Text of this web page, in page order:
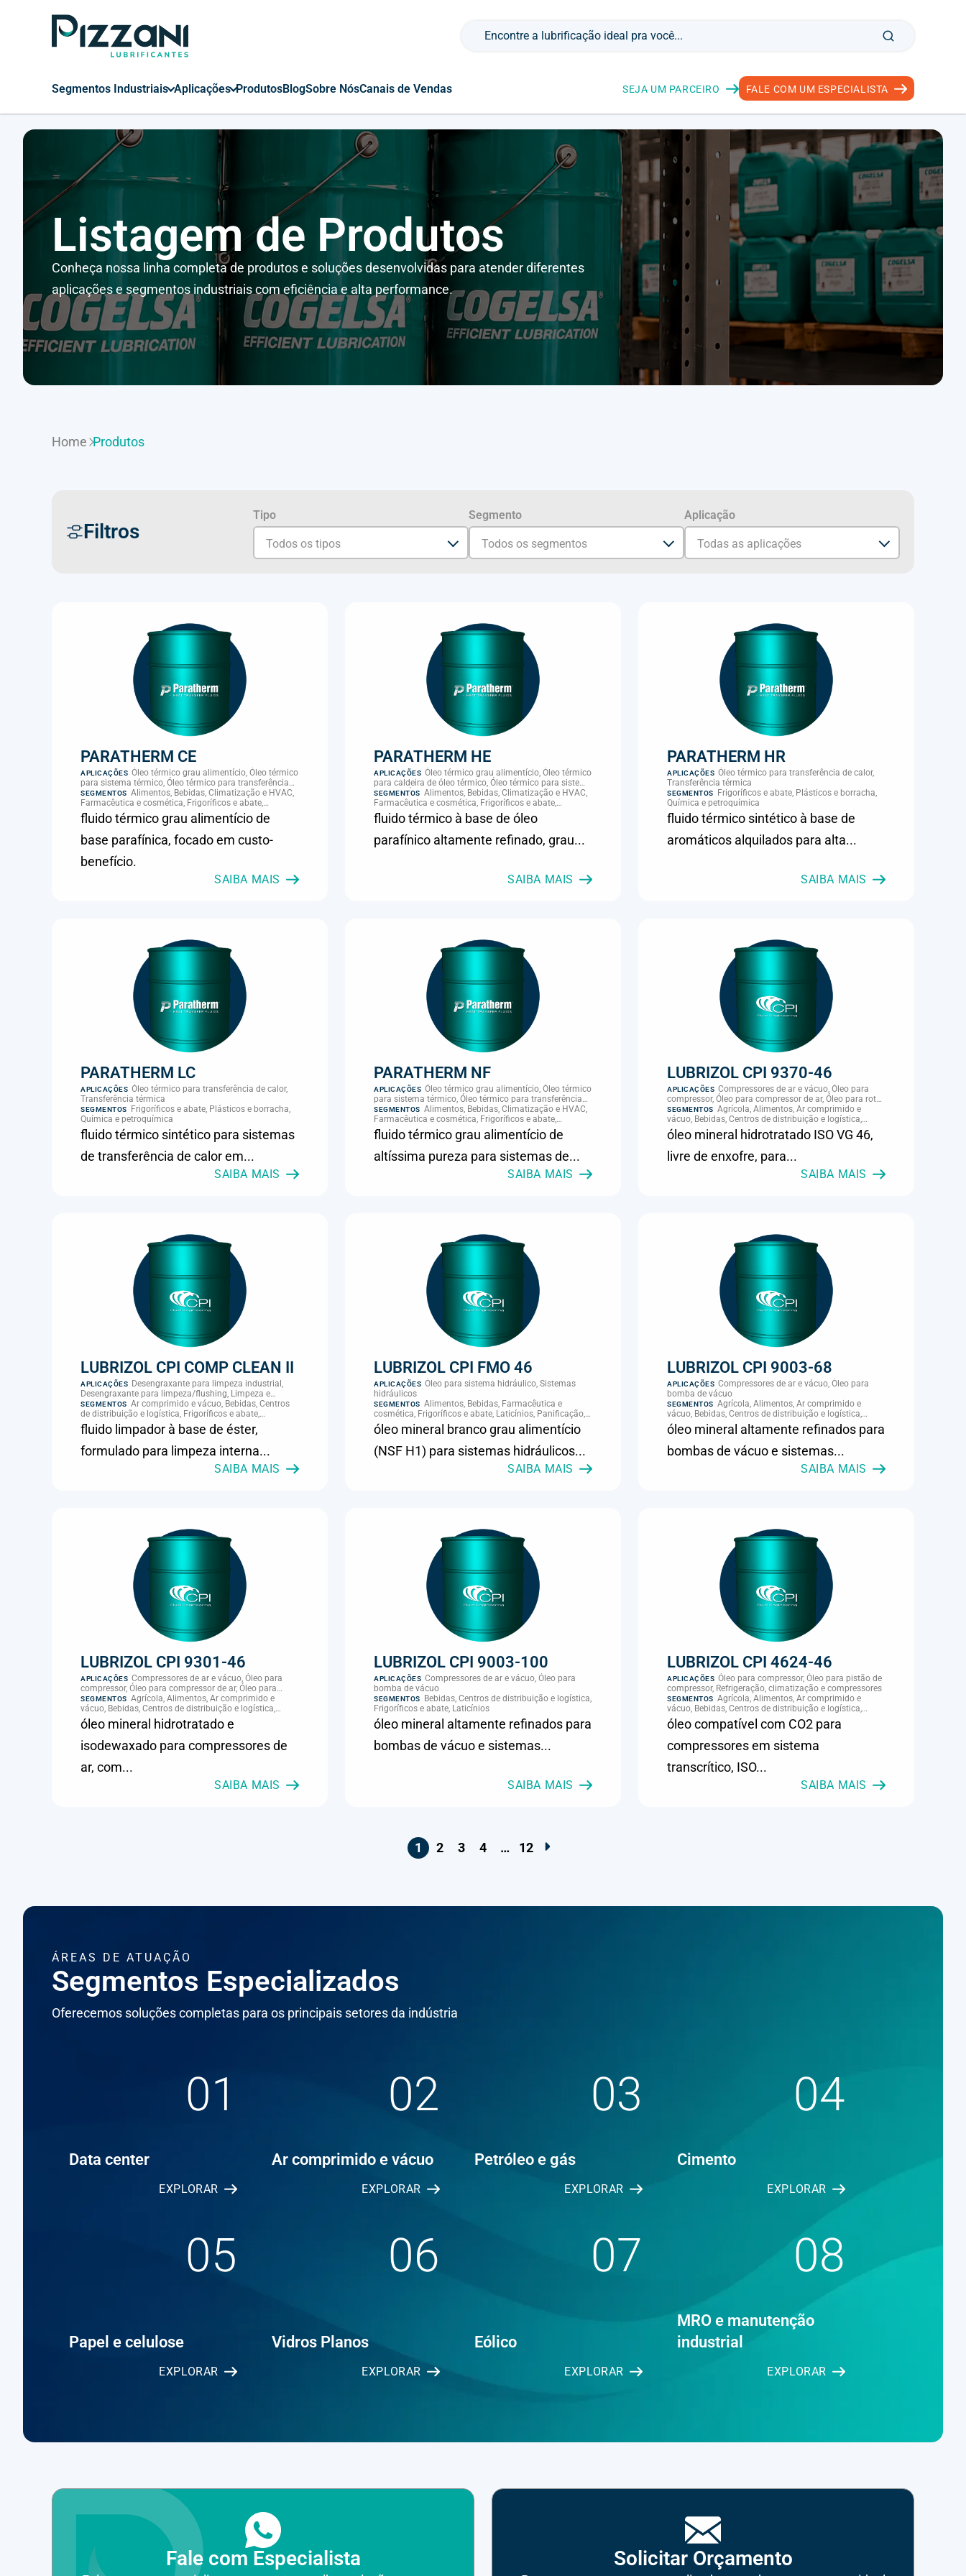
Segmentos Industriais Aplicações ProdutosBlogSobre NósCanais de Vendas SEJA UM PARCEIRO FALE COM UM ESPECIALISTA
Listagem de Produtos
Conheça nossa linha completa de produtos e soluções desenvolvidas para atender diferentes
aplicações e segmentos industriais com eficiência e alta performance.
Home Produtos
Filtros
Tipo Segmento Aplicação
PARATHERM CE
APLICAÇÕES Óleo térmico grau alimentício, Óleo térmico
para sistema térmico, Óleo térmico para transferência
de calor, Transferência térmica
SEGMENTOS Alimentos, Bebidas, Climatização e HVAC,
Farmacêutica e cosmética, Frigoríficos e abate,
Laticínios, Panificação, Plásticos e borracha, Química e
petroquímica, Supermercados e refrigeração comercial
fluido térmico grau alimentício de
base parafínica, focado em custo-
benefício.
SAIBA MAIS
PARATHERM HE
APLICAÇÕES Óleo térmico grau alimentício, Óleo térmico
para caldeira de óleo térmico, Óleo térmico para sistema
térmico, Óleo térmico para transferência de calor,
Transferência térmica
SEGMENTOS Alimentos, Bebidas, Climatização e HVAC,
Farmacêutica e cosmética, Frigoríficos e abate,
Laticínios, Panificação, Química e petroquímica,
Supermercados e refrigeração comercial
fluido térmico à base de óleo
parafínico altamente refinado, grau...
SAIBA MAIS
PARATHERM HR
APLICAÇÕES Óleo térmico para transferência de calor,
Transferência térmica
SEGMENTOS
Frigoríficos e abate, Plásticos e borracha,
Química e petroquímica
fluido térmico sintético à base de
aromáticos alquilados para alta...
SAIBA MAIS
PARATHERM LC
APLICAÇÕES Óleo térmico para transferência de calor,
Transferência térmica
SEGMENTOS
Frigoríficos e abate, Plásticos e borracha,
Química e petroquímica
fluido térmico sintético para sistemas
de transferência de calor em...
SAIBA MAIS
PARATHERM NF
APLICAÇÕES Óleo térmico grau alimentício, Óleo térmico
para sistema térmico, Óleo térmico para transferência
de calor, Transferência térmica
SEGMENTOS Alimentos, Bebidas, Climatização e HVAC,
Farmacêutica e cosmética, Frigoríficos e abate,
Laticínios, Panificação, Supermercados e refrigeração
comercial
fluido térmico grau alimentício de
altíssima pureza para sistemas de...
SAIBA MAIS
LUBRIZOL CPI 9370-46
APLICAÇÕES Compressores de ar e vácuo, Óleo para
compressor, Óleo para compressor de ar, Óleo para rotor
de compressor, Refrigeração, climatização e
compressores
SEGMENTOS Agrícola, Alimentos, Ar comprimido e
vácuo, Bebidas, Centros de distribuição e logística,
Cimento, Climatização e HVAC, Data center,
Eletroeletrônica, Embalagens e latas, Energia (geração),
Eólico, Farmacêutica e cosmética, Frigoríficos e abate,
Laticínios, Madeira e móveis, Metalmecânica, Metalurgia
e fundição, Mineração, MRO e manutenção industrial,
Naval e portuário, Panificação, Papel e celulose,
óleo mineral hidrotratado ISO VG 46,
livre de enxofre, para...
SAIBA MAIS
LUBRIZOL CPI COMP CLEAN II
APLICAÇÕES
Desengraxante para limpeza industrial,
Desengraxante para limpeza/flushing, Limpeza e
manutenção
SEGMENTOS Ar comprimido e vácuo, Bebidas, Centros
de distribuição e logística, Frigoríficos e abate,
Laticínios, MRO e manutenção industrial
fluido limpador à base de éster,
formulado para limpeza interna...
SAIBA MAIS
LUBRIZOL CPI FMO 46
APLICAÇÕES Óleo para sistema hidráulico, Sistemas
hidráulicos
SEGMENTOS Alimentos, Bebidas, Farmacêutica e
cosmética, Frigoríficos e abate, Laticínios, Panificação,
Supermercados e refrigeração comercial
óleo mineral branco grau alimentício
(NSF H1) para sistemas hidráulicos...
SAIBA MAIS
LUBRIZOL CPI 9003-68
APLICAÇÕES Compressores de ar e vácuo, Óleo para
bomba de vácuo
SEGMENTOS Agrícola, Alimentos, Ar comprimido e
vácuo, Bebidas, Centros de distribuição e logística,
Cimento, Climatização e HVAC, Data center,
Eletroeletrônica, Embalagens e latas, Energia (geração),
Eólico, Farmacêutica e cosmética, Frigoríficos e abate,
Laticínios, Madeira e móveis, Metalmecânica, Metalurgia
e fundição, Mineração, MRO e manutenção industrial,
Naval e portuário, Panificação, Papel e celulose,
óleo mineral altamente refinados para
bombas de vácuo e sistemas...
SAIBA MAIS
LUBRIZOL CPI 9301-46
APLICAÇÕES Compressores de ar e vácuo, Óleo para
compressor, Óleo para compressor de ar, Óleo para
palheta de compressor, Refrigeração, climatização e
compressores
SEGMENTOS Agrícola, Alimentos, Ar comprimido e
vácuo, Bebidas, Centros de distribuição e logística,
Cimento, Climatização e HVAC, Data center,
Eletroeletrônica, Embalagens e latas, Energia (geração),
Eólico, Farmacêutica e cosmética, Frigoríficos e abate,
Laticínios, Madeira e móveis, Metalmecânica, Metalurgia
Naval e portuário, Panificação, Papel e celulose,
Petróleo e gás, Pintura industrial, Plásticos e borracha,
Química e petroquímica, Refrigeração industrial,
óleo mineral hidrotratado e
isodewaxado para compressores de
ar, com...
SAIBA MAIS
LUBRIZOL CPI 9003-100
APLICAÇÕES Compressores de ar e vácuo, Óleo para
bomba de vácuo
SEGMENTOS
Bebidas, Centros de distribuição e logística,
Frigoríficos e abate, Laticínios
óleo mineral altamente refinados para
bombas de vácuo e sistemas...
SAIBA MAIS
LUBRIZOL CPI 4624-46
APLICAÇÕES Óleo para compressor, Óleo para pistão de
compressor, Refrigeração, climatização e compressores
SEGMENTOS Agrícola, Alimentos, Ar comprimido e
vácuo, Bebidas, Centros de distribuição e logística,
Cimento, Climatização e HVAC, Data center,
Eletroeletrônica, Embalagens e latas, Energia (geração),
Eólico, Farmacêutica e cosmética, Frigoríficos e abate,
Laticínios, Madeira e móveis, Metalmecânica, Metalurgia
e fundição, Mineração, MRO e manutenção industrial,
Naval e portuário, Panificação, Papel e celulose,
Petróleo e gás, Pintura industrial, Plásticos e borracha,
Química e petroquímica, Refrigeração industrial,
óleo compatível com CO2 para
compressores em sistema
transcrítico, ISO...
SAIBA MAIS
1 2 3 4 … 12
ÁREAS DE ATUAÇÃO
Segmentos Especializados
Oferecemos soluções completas para os principais setores da indústria
01
Data center
EXPLORAR
02
Ar comprimido e vácuo
EXPLORAR
03
Petróleo e gás
EXPLORAR
04
Cimento
EXPLORAR
05
Papel e celulose
EXPLORAR
06
Vidros Planos
EXPLORAR
07
Eólico
EXPLORAR
08
MRO e manutenção
industrial
EXPLORAR
Fale com Especialista Solicitar Orçamento